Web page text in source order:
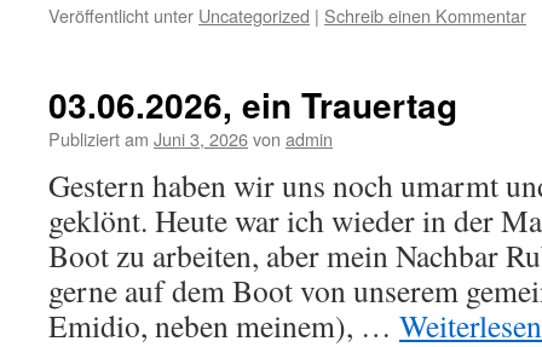
Veröffentlicht unter Uncategorized | Schreib einen Kommentar
03.06.2026, ein Trauertag
Publiziert am Juni 3, 2026von admin
Gestern haben wir uns noch umarmt
geklönt. Heute war ich wieder in der
Boot zu arbeiten, aber mein Nachbar
gerne auf dem Boot von unserem
Emidio, neben meinem), …